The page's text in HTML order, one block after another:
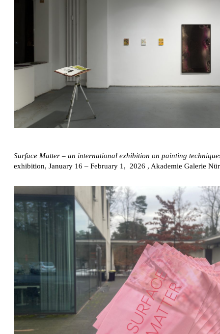
Surface Matter – an international exhibition on painting
exhibition, January 16 – February 1, 2026 , Akademie Galerie